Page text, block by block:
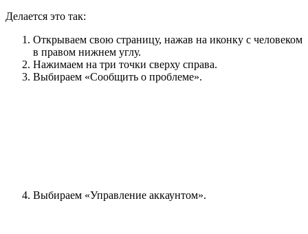
Делается это так:
Открываем свою страницу, нажав на иконку с человеком
в правом нижнем углу.
Нажимаем на три точки сверху справа.
Выбираем «Сообщить о проблеме».
Выбираем «Управление аккаунтом».